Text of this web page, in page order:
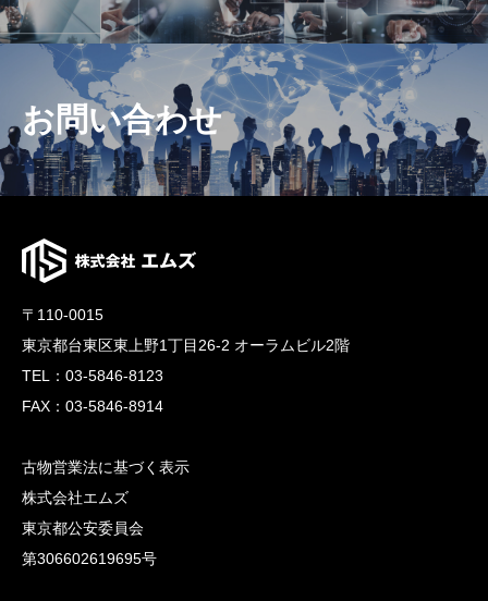
お問い合わせ
〒110-0015
東京都台東区東上野1丁目26-2 オーラムビル2階
TEL：03-5846-8123
FAX：03-5846-8914
古物営業法に基づく表示
株式会社エムズ
東京都公安委員会
第306602619695号